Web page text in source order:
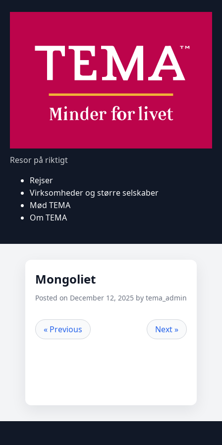
Resor på riktigt
Rejser
Virksomheder og større selskaber
Mød TEMA
Om TEMA
Mongoliet
Posted on December 12, 2025 by tema_admin
« Previous Next »